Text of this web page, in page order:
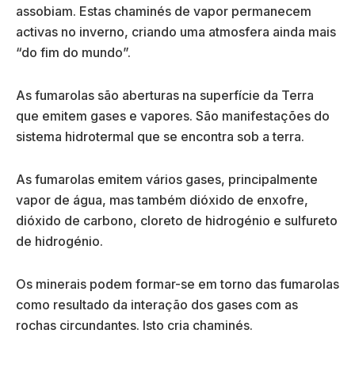
assobiam. Estas chaminés de vapor permanecem
activas no inverno, criando uma atmosfera ainda mais
“do fim do mundo”.
As fumarolas são aberturas na superfície da Terra
que emitem gases e vapores. São manifestações do
sistema hidrotermal que se encontra sob a terra.
As fumarolas emitem vários gases, principalmente
vapor de água, mas também dióxido de enxofre,
dióxido de carbono, cloreto de hidrogénio e sulfureto
de hidrogénio.
Os minerais podem formar-se em torno das fumarolas
como resultado da interação dos gases com as
rochas circundantes. Isto cria chaminés.